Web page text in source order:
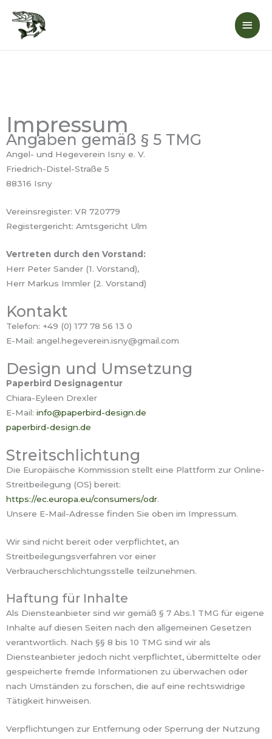
Inhalt
springen
KARTEN
INFOS
DOWNLOADS
Impressum
Angaben gemäß § 5 TMG
Angel- und Hegeverein Isny e. V.
Friedrich-Distel-Straße 5
88316 Isny
Vereinsregister: VR 720779
Registergericht: Amtsgericht Ulm
Vertreten durch den Vorstand:
Herr Peter Sander (1. Vorstand),
Herr Markus Immler (2. Vorstand)
Kontakt
Telefon: +49 (0) 177 78 56 13 0
E-Mail: angel.hegeverein.isny@gmail.com
Design und Umsetzung
Paperbird Designagentur
Chiara-Eyleen Drexler
E-Mail: info@paperbird-design.de
paperbird-design.de
Streitschlichtung
Die Europäische Kommission stellt eine Plattform zur Online-
Streitbeilegung (OS) bereit:
https://ec.europa.eu/consumers/odr.
Unsere E-Mail-Adresse finden Sie oben im Impressum.
Wir sind nicht bereit oder verpflichtet, an
Streitbeilegungsverfahren vor einer
Verbraucherschlichtungsstelle teilzunehmen.
Haftung für Inhalte
Als Diensteanbieter sind wir gemäß § 7 Abs.1 TMG für eigene
Inhalte auf diesen Seiten nach den allgemeinen Gesetzen
verantwortlich. Nach §§ 8 bis 10 TMG sind wir als
Diensteanbieter jedoch nicht verpflichtet, übermittelte oder
gespeicherte fremde Informationen zu überwachen oder
nach Umständen zu forschen, die auf eine rechtswidrige
Tätigkeit hinweisen.
Verpflichtungen zur Entfernung oder Sperrung der Nutzung